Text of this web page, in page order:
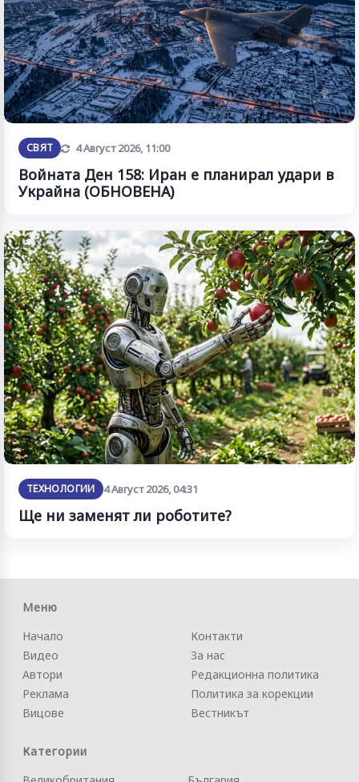
СВЯТ Обновена
4 Август 2026, 11:00
Войната Ден 158: Иран е планирал удари в
Украйна (ОБНОВЕНА)
ТЕХНОЛОГИИ 4 Август 2026, 04:31
Ще ни заменят ли роботите?
Меню
Начало
Видео
Автори
Реклама
Вицове
Контакти
За нас
Редакционна политика
Политика за корекции
Вестникът
Категории